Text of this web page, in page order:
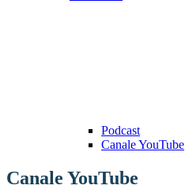
Podcast
Canale YouTube
Canale YouTube